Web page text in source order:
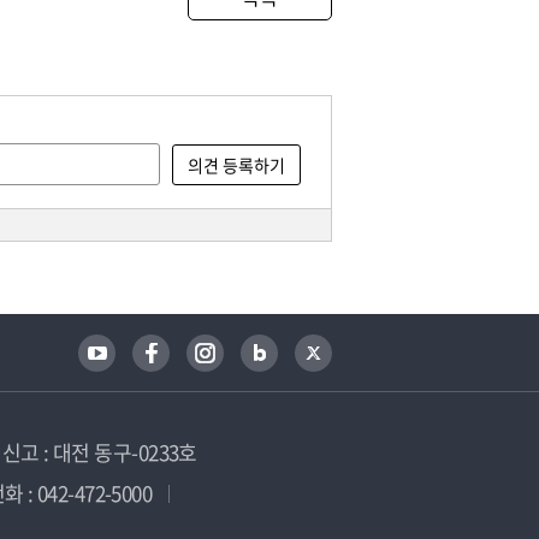
고 : 대전 동구-0233호
: 042-472-5000